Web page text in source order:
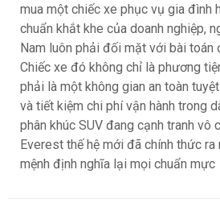
mua một chiếc xe phục vụ gia đình
chuẩn khắt khe của doanh nghiệp,
Nam luôn phải đối mặt với bài toán
Chiếc xe đó không chỉ là phương
phải là một không gian an toàn
và tiết kiệm chi phí vận hành trong
phân khúc SUV đang cạnh tranh vô
Everest thế hệ mới đã chính thức
mệnh định nghĩa lại mọi chuẩn mực